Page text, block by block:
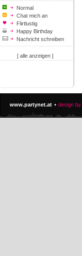
Normal
Chat mich an
Flirtlustig
Happy Birthday
Nachricht schreiben
[ alle anzeigen ]
www.partynet.at design by